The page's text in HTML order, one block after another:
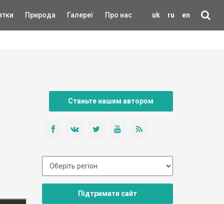
uk ru en
Природа Галереї Про нас
Станьте нашим автором
Підтримати сайт